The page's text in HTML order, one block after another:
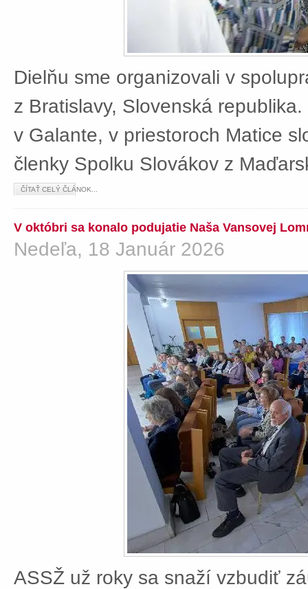
Dielňu sme organizovali v
z Bratislavy, Slovenská
v Galante, v priestoroch Matice
členky Spolku Slovákov z
ČÍTAŤ CELÝ ČLÁNOK...
V októbri sa konalo podujatie Naša Vansovej
Nedeľa, 18 Január 2026
ASSŽ už roky sa snaží vzbudiť